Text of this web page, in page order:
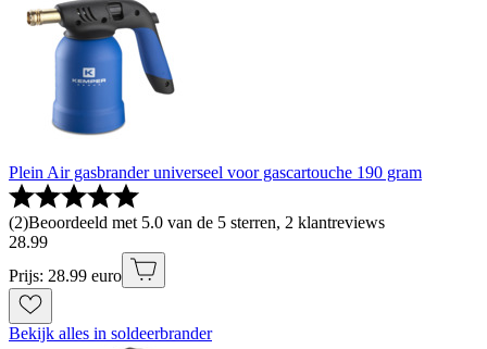
Plein Air gasbrander universeel voor gascartouche 190 gram
(2)Beoordeeld met 5.0 van de 5 sterren, 2 klantreviews
28.99
Prijs: 28.99 euro
Bekijk alles in soldeerbrander